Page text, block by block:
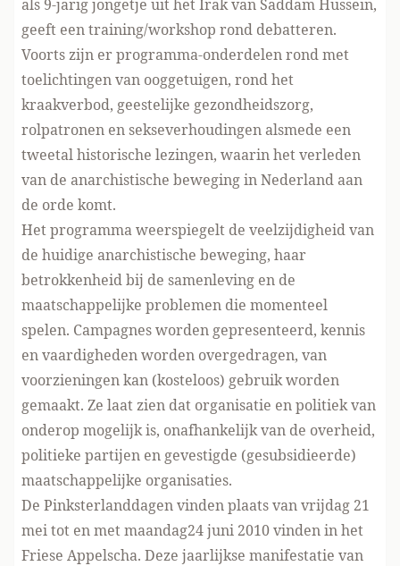
als 9-jarig jongetje uit het Irak van Saddam Hussein,
geeft een training/workshop rond debatteren.
Voorts zijn er programma-onderdelen rond met
toelichtingen van ooggetuigen, rond het
kraakverbod, geestelijke gezondheidszorg,
rolpatronen en sekseverhoudingen alsmede een
tweetal historische lezingen, waarin het verleden
van de anarchistische beweging in Nederland aan
de orde komt.
Het programma weerspiegelt de veelzijdigheid van
de huidige anarchistische beweging, haar
betrokkenheid bij de samenleving en de
maatschappelijke problemen die momenteel
spelen. Campagnes worden gepresenteerd, kennis
en vaardigheden worden overgedragen, van
voorzieningen kan (kosteloos) gebruik worden
gemaakt. Ze laat zien dat organisatie en politiek van
onderop mogelijk is, onafhankelijk van de overheid,
politieke partijen en gevestigde (gesubsidieerde)
maatschappelijke organisaties.
De Pinksterlanddagen vinden plaats van vrijdag 21
mei tot en met maandag24 juni 2010 vinden in het
Friese Appelscha. Deze jaarlijkse manifestatie van